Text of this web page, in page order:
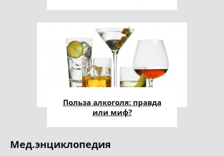
Польза алкоголя: правда
или миф?
Мед.энциклопедия